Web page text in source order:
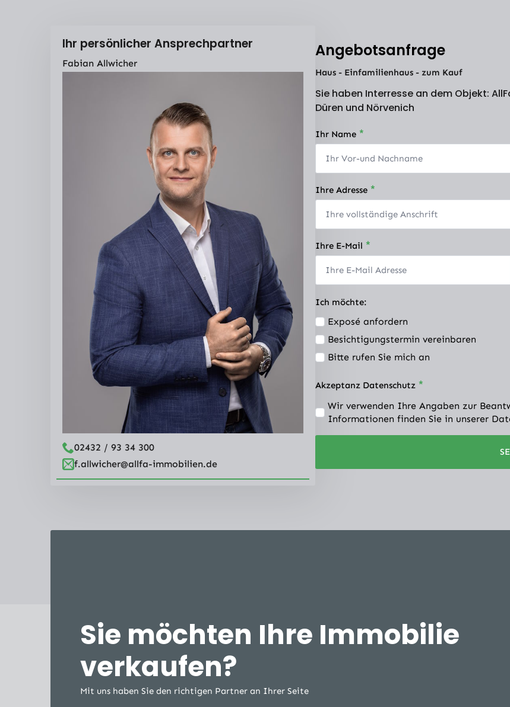
Ihr persönlicher Ansprechpartner
Fabian Allwicher
02432 / 93 34 300
f.allwicher@allfa-immobilien.de
Angebotsanfrage
Haus - Einfamilienhaus - zum Kauf
Sie haben Interresse an dem Objekt:
Düren und Nörvenich
Ihr Name *
Ihre Adresse *
Ihre E-Mail *
Ich möchte:
Exposé anfordern
Besichtigungstermin vereinbaren
Bitte rufen Sie mich an
Akzeptanz Datenschutz *
Wir verwenden Ihre Angaben zur
Informationen finden Sie in unserer
Sie möchten Ihre Immobilie
verkaufen?
Mit uns haben Sie den richtigen Partner an Ihrer Seite